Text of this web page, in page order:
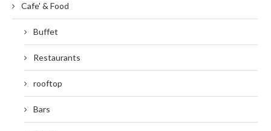
Cafe' & Food
Buffet
Restaurants
rooftop
Bars